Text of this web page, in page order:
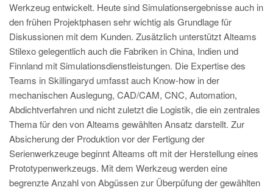
Werkzeug entwickelt. Heute sind Simulationsergebnisse auch in
den frühen Projektphasen sehr wichtig als Grundlage für
Diskussionen mit dem Kunden. Zusätzlich unterstützt Alteams
Stilexo gelegentlich auch die Fabriken in China, Indien und
Finnland mit Simulationsdienstleistungen. Die Expertise des
Teams in Skillingaryd umfasst auch Know-how in der
mechanischen Auslegung, CAD/CAM, CNC, Automation,
Abdichtverfahren und nicht zuletzt die Logistik, die ein zentrales
Thema für den von Alteams gewählten Ansatz darstellt. Zur
Absicherung der Produktion vor der Fertigung der
Serienwerkzeuge beginnt Alteams oft mit der Herstellung eines
Prototypenwerkzeugs. Mit dem Werkzeug werden eine
begrenzte Anzahl von Abgüssen zur Überpüfung der gewählten